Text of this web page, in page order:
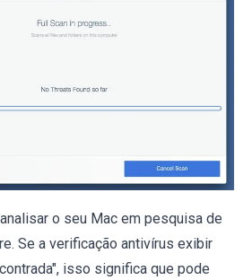
o seu Mac em pesquisa de
Se a verificação antivírus exibir
isso significa que pode